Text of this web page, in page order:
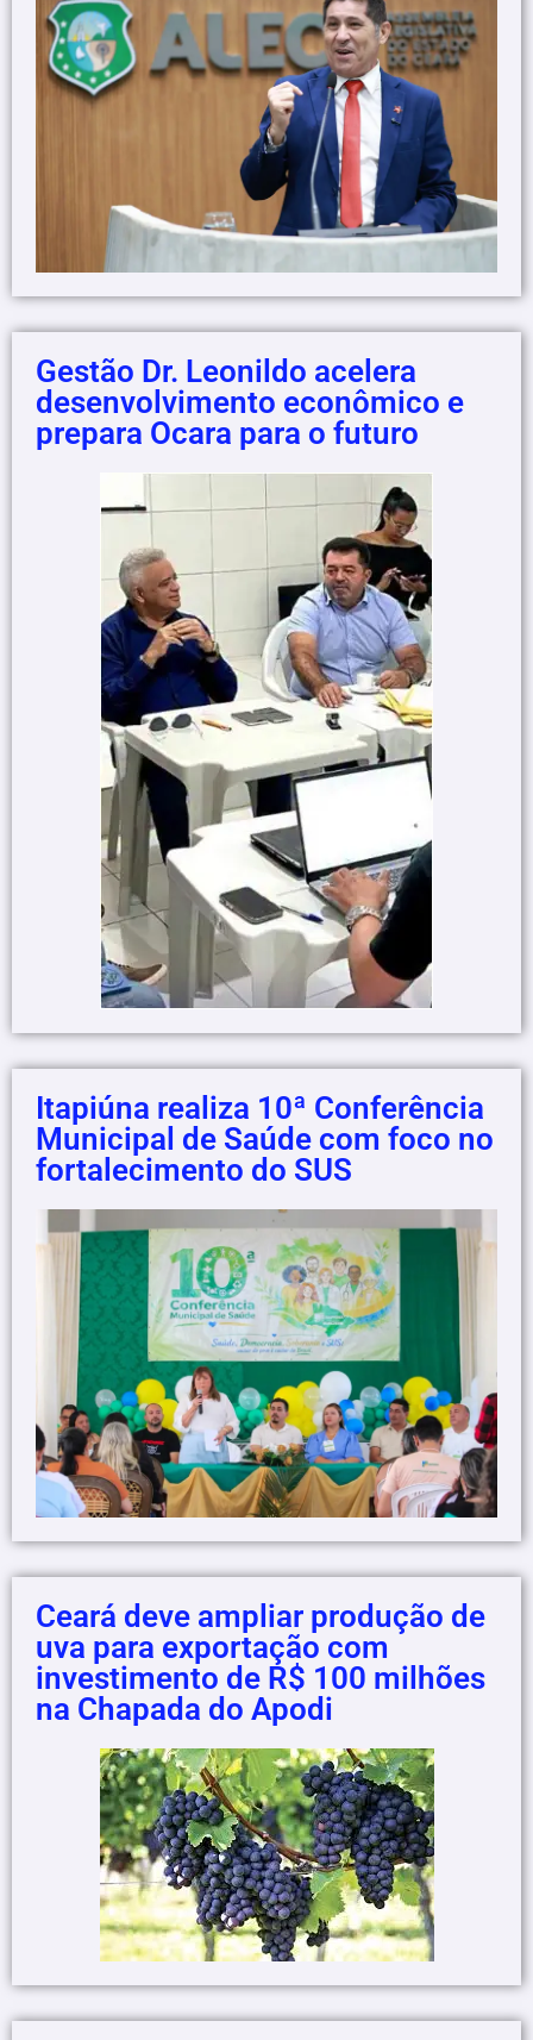
Gestão Dr. Leonildo acelera
desenvolvimento econômico e
prepara Ocara para o futuro
Itapiúna realiza 10ª Conferência
Municipal de Saúde com foco no
fortalecimento do SUS
Ceará deve ampliar produção de
uva para exportação com
investimento de R$ 100 milhões
na Chapada do Apodi